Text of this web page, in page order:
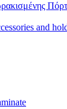
and